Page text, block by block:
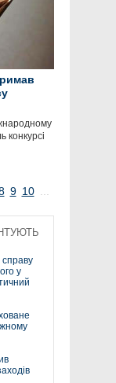
конкурсі
9 10 ...
у